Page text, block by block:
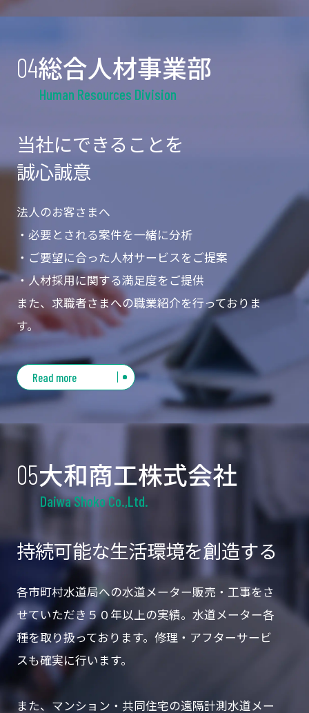
04総合人材事業部
Human Resources Division
当社にできることを
誠心誠意
法人のお客さまへ
・必要とされる案件を一緒に分析
・ご要望に合った人材サービスをご提案
・人材採用に関する満足度をご提供
また、求職者さまへの職業紹介を行っておりま
す。
Read more
05大和商工株式会社
Daiwa Shoko Co.,Ltd.
持続可能な生活環境を創造する
各市町村⽔道局への⽔道メーター販売・⼯事をさ
せていただき５０年以上の実績。⽔道メーター各
種を取り扱っております。修理・アフターサービ
スも確実に⾏います。
また、マンション・共同住宅の遠隔計測⽔道メー